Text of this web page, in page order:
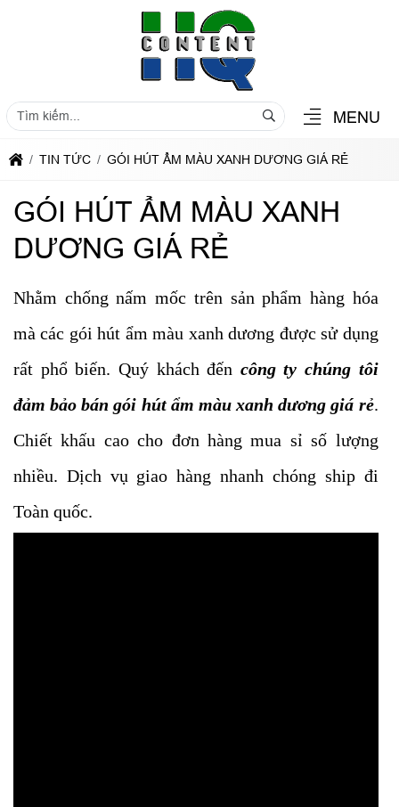
MENU
TIN TỨC GÓI HÚT ẨM MÀU XANH DƯƠNG GIÁ RẺ
GÓI HÚT ẨM MÀU XANH
DƯƠNG GIÁ RẺ
Nhằm chống nấm mốc trên sản phẩm hàng hóa
mà các gói hút ẩm màu xanh dương được sử dụng
rất phổ biến. Quý khách đến công ty chúng tôi
đảm bảo bán gói hút ẩm màu xanh dương giá rẻ.
Chiết khấu cao cho đơn hàng mua sỉ số lượng
nhiều. Dịch vụ giao hàng nhanh chóng ship đi
Toàn quốc.